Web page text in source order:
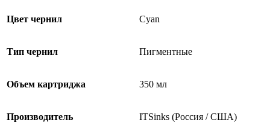
Цвет чернил Cyan
Тип чернил Пигментные
Объем картриджа 350 мл
Производитель ITSinks (Россия / США)